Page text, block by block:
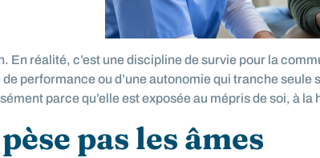
En réalité, c’est une discipline de survie pour la
performance ou d’une autonomie qui tranche
parce qu’elle est exposée au mépris de soi, à la
pas les âmes